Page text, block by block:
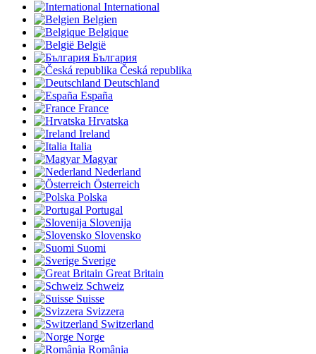
International
Belgien
Belgique
België
България
Česká republika
Deutschland
España
France
Hrvatska
Ireland
Italia
Magyar
Nederland
Österreich
Polska
Portugal
Slovenija
Slovensko
Suomi
Sverige
Great Britain
Schweiz
Suisse
Svizzera
Switzerland
Norge
România